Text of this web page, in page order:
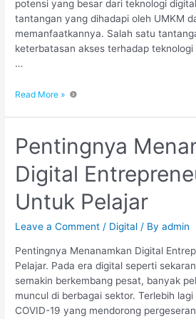
potensi yang besar dari teknologi
tantangan yang dihadapi oleh UMKM
memanfaatkannya. Salah satu
keterbatasan akses terhadap
…
Read More »
Pentingnya
Digital
Untuk Pelajar
Leave a Comment / Digital / Byadmin
Pentingnya Menanamkan Digital
Pelajar. Pada era digital seperti
semakin berkembang pesat, banyak
muncul di berbagai sektor. Terlebih
COVID-19 yang mendorong